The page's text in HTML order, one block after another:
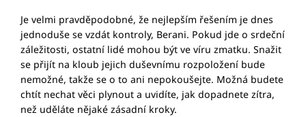
Je velmi pravděpodobné, že nejlepším řešením je dnes
jednoduše se vzdát kontroly, Berani. Pokud jde o srdeční
záležitosti, ostatní lidé mohou být ve víru zmatku. Snažit
se přijít na kloub jejich duševnímu rozpoložení bude
nemožné, takže se o to ani nepokoušejte. Možná budete
chtít nechat věci plynout a uvidíte, jak dopadnete zítra,
než uděláte nějaké zásadní kroky.